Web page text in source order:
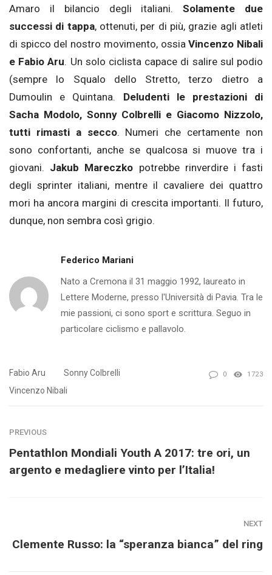
Amaro il bilancio degli italiani.Solamente due
successi di tappa, ottenuti, per di più, grazie agli atleti
di spicco del nostro movimento, ossiaVincenzo Nibali
e Fabio Aru. Un solo ciclista capace di salire sul podio
(sempre lo Squalo dello Stretto, terzo dietro a
Dumoulin e Quintana. Deludenti le prestazioni di
Sacha Modolo, Sonny Colbrelli e Giacomo Nizzolo,
tutti rimasti a secco. Numeri che certamente non
sono confortanti, anche se qualcosa si muove tra i
giovani. Jakub Mareczko potrebbe rinverdire i fasti
degli sprinter italiani, mentre il cavaliere dei quattro
mori ha ancora margini di crescita importanti. Il futuro,
dunque, non sembra così grigio.
Federico Mariani
Nato a Cremona il 31 maggio 1992, laureato in
Lettere Moderne, presso l'Università di Pavia. Tra le
mie passioni, ci sono sport e scrittura. Seguo in
particolare ciclismo e pallavolo.
Fabio Aru
Sonny Colbrelli
Vincenzo Nibali
0 1723
PREVIOUS
Pentathlon Mondiali Youth A 2017: tre ori, un
argento e medagliere vinto per l’Italia!
NEXT
Clemente Russo: la “speranza bianca” del ring